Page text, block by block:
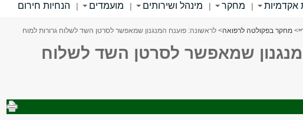
אקדמיות | מחקר | מינהל ושירותים | מועמדים | הנחיות חירום
> מחקר בפקולטה לרפואה> לראשונה: פוענח המנגנון שמאפשר לסרטן השד לשלוח גרורות למוח
שמאפשר לסרטן השד לשלוח